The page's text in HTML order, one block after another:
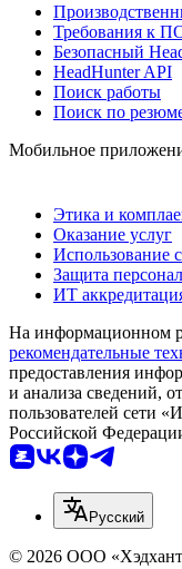
Требования к
Безопасный
HeadHunter API
Поиск работы
Поиск по
Мобильное
Этика и
Оказание услуг
Использование
Защита
ИТ
На информационном
рекомендательные
предоставления
и анализа сведений,
пользователей сети
Российской
Русский
© 2026 ООО